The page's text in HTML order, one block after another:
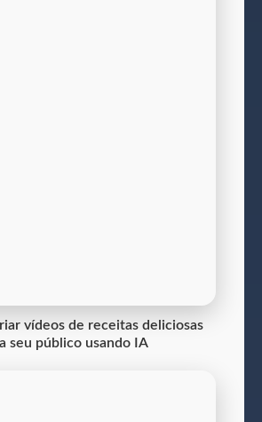
vídeos de receitas deliciosas
seu público usando IA